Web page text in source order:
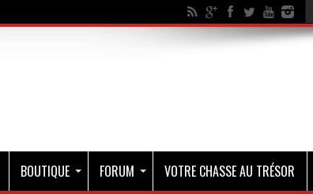
BOUTIQUE FORUM VOTRE CHASSE AU TRÉSOR